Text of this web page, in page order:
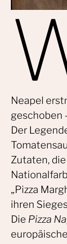
Neapel
geschoben
Der
Zutaten,
„Pizza
ihren
Die Pizza